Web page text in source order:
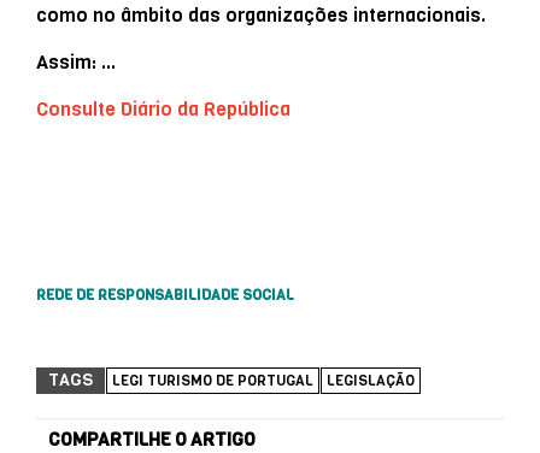
como no âmbito das organizações internacionais.
Assim: …
Consulte Diário da República
REDE DE RESPONSABILIDADE SOCIAL
TAGS LEGI TURISMO DE PORTUGAL LEGISLAÇÃO
COMPARTILHE O ARTIGO